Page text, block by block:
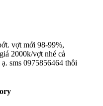
vợt mới 98-99%,
2000k/vợt nhé cả
sms 0975856464 thôi